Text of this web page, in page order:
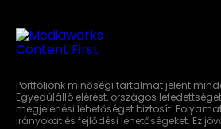
Portfóliónk minőségi tartalmat jelent
Egyedülálló elérést, országos
megjelenési lehetőséget biztosít.
irányokat és fejlődési lehetőségeket. Ez